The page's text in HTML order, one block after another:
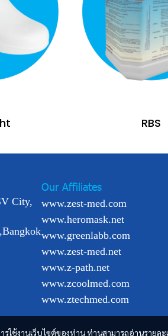
RBS
ช้งานเว็บไซต์ของท่าน ท่านสามารถอ่านรายละ
City,
Our Affiliates
www.zest-med.com
www.heromask.net
www.greenlabb.com
www.zest-med.net
www.z-path.net
www.zcoolmed.com
www.ztechmed.com